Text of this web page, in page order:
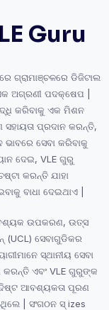
Guru
ଗ୍ରାମାଞ୍ଚଳରେ ଡିଜିଟାଲ
ଅଗ୍ରଣୀ ପଦକ୍ଷେପ |
କରିବାକୁ ଏକ ମିଶନ
ପ୍ରଦାନ କରନ୍ତି,
ସେବା କରିବାକୁ
ଦେଇ, VLE ଗୁରୁ
କରନ୍ତି ଯାହା
ବାଧା ଦେଇଥାଏ |
ଉପକରଣ, ଉତ୍ସ
ସେବାଗୁଡିକର
ସ୍ଥାନୀୟ ସେବା
କରନ୍ତି ଏବଂ VLE ଗୁରୁଙ୍କ
ଆବଶ୍ୟକତା ପୂରଣ
| ସଂଗଠନ ସ୍ izes